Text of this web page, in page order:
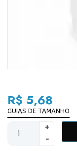
R$ 5,68
GUIAS DE TAMANHO